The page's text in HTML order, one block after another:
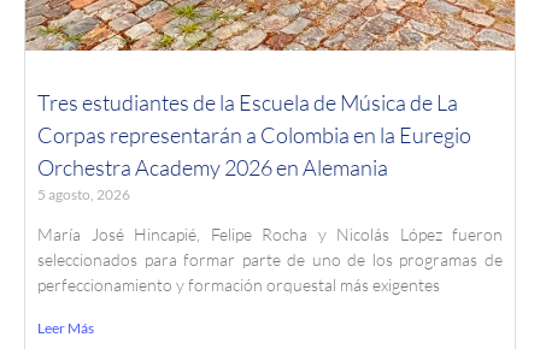
Tres estudiantes de la Escuela de Música de La
Corpas representarán a Colombia en la Euregio
Orchestra Academy 2026 en Alemania
5 agosto, 2026
María José Hincapié, Felipe Rocha y Nicolás López fueron
seleccionados para formar parte de uno de los programas de
perfeccionamiento y formación orquestal más exigentes
Leer Más